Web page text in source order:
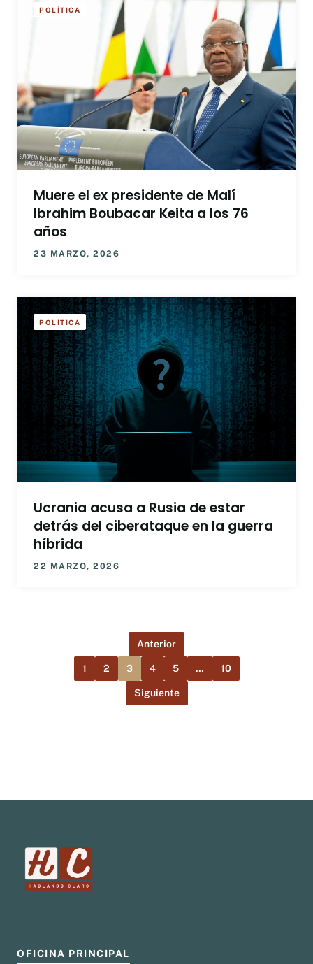
POLÍTICA
Muere el ex presidente de Malí
Ibrahim Boubacar Keita a los 76
años
23 MARZO, 2026
POLÍTICA
Ucrania acusa a Rusia de estar
detrás del ciberataque en la guerra
híbrida
22 MARZO, 2026
Anterior
1 2 3 4 5 … 10
Siguiente
OFICINA PRINCIPAL